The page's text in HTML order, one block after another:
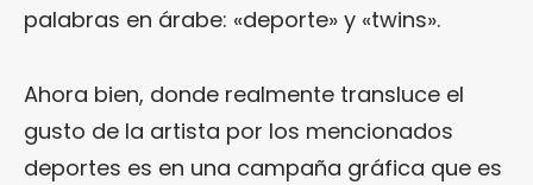
palabras en árabe: «deporte» y «twins».
Ahora bien, donde realmente transluce el
gusto de la artista por los mencionados
deportes es en una campaña gráfica que es